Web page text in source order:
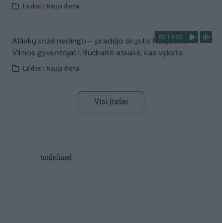
Laidos Nauja diena
00:14:33
Atliekų krizė nedingo – pradėjo skųstis Naujosios
Vilnios gyventojai: I. Budraitė atsakė, kas vyksta
Laidos Nauja diena
Visi įrašai